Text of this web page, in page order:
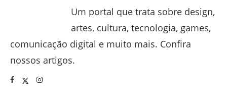
Um portal que trata sobre design,
artes, cultura, tecnologia, games,
comunicação digital e muito mais. Confira
nossos artigos.